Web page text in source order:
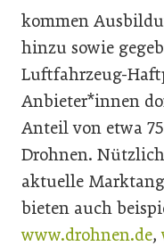
kommen
hinzu sowie
Luftfahrzeug-
Anbieter*innen
Anteil von etwa
Drohnen.
aktuelle
bieten auch
www.drohnen.de,